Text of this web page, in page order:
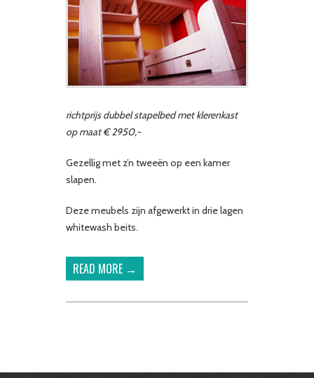
richtprijs dubbel stapelbed met klerenkast
op maat € 2950,-
Gezellig met z’n tweeën op een kamer
slapen.
Deze meubels zijn afgewerkt in drie lagen
whitewash beits.
READ MORE →